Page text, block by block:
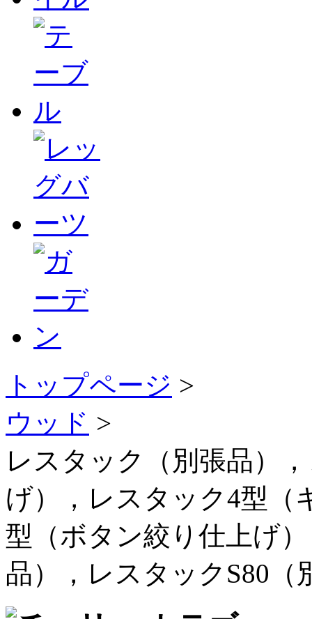
トップページ >
ウッド >
レスタック（別張品）
げ），レスタック4型（
型（ボタン絞り仕上げ
品），レスタックS80（